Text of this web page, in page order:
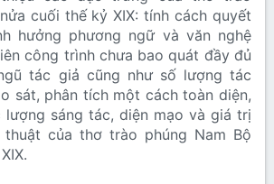
cuối thế kỷ XIX: tính cách quyết
hưởng phương ngữ và văn nghệ
công trình chưa bao quát đầy đủ
tác giả cũng như số lượng tác
sát, phân tích một cách toàn diện,
lượng sáng tác, diện mạo và giá trị
thuật của thơ trào phúng Nam Bộ